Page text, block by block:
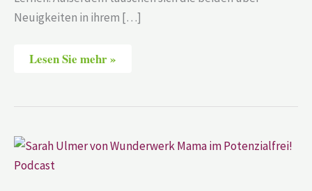
Neuigkeiten in ihrem […]
Lesen Sie mehr »
Sarah
Ulmer
von